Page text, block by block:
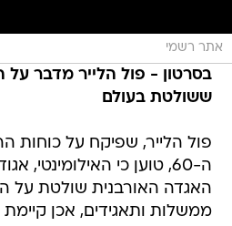
אתר רשמי
בסרטון - פול הלייר מדבר
ששולטת בעולם
פול הלייר, שפיקח על כוחות
ה-60, טוען כי
האגדה האורבנית שולטת על
ממשלות ותאגידים, אכן קיימת